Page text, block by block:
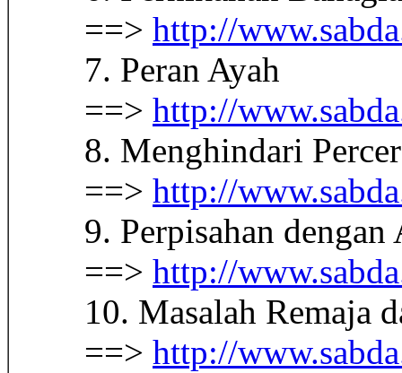
==> http://
7. Peran Ayah
==> http://
8. Menghindari
==> http://
9. Perpisahan dengan
==> http://
10. Masalah Remaja
==> http://